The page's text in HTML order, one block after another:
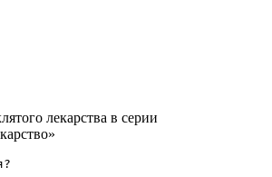
лекарства в серии